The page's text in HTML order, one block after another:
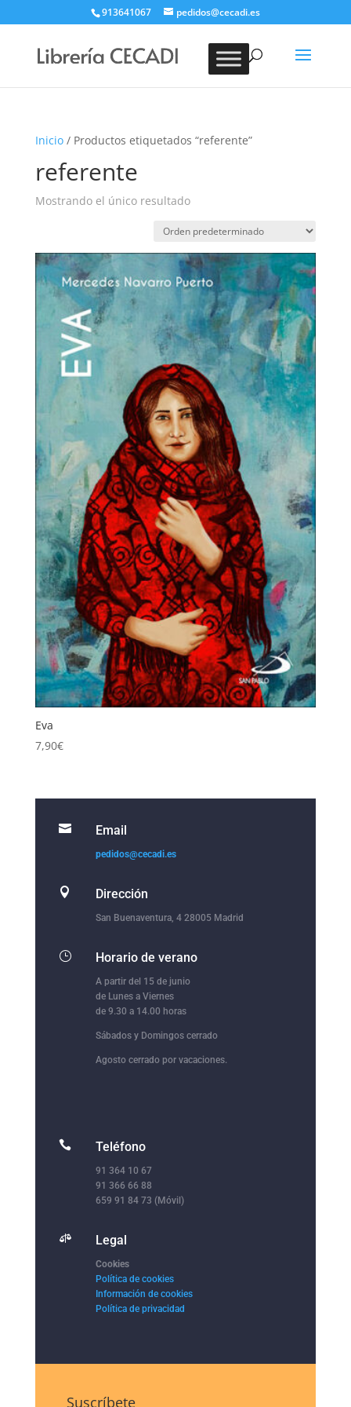
913641067 pedidos@cecadi.es
BUSCAR
Inicio/ Productos etiquetados “referente”
referente
Mostrando el único resultado
Eva
7,90€
 Email
pedidos@cecadi.es
 Dirección
San Buenaventura, 4 28005 Madrid
} Horario de verano
A partir del 15 de junio
de Lunes a Viernes
de 9.30 a 14.00 horas
Sábados y Domingos cerrado
Agosto cerrado por vacaciones.
 Teléfono
91 364 10 67
91 366 66 88
659 91 84 73 (Móvil)
 Legal
Cookies
Política de cookies
Información de cookies
Política de privacidad
Suscríbete